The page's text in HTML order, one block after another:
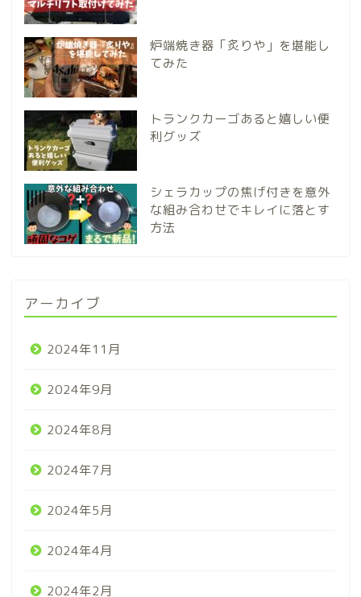
炉端焼き器「炙りや」を堪能し
てみた
トランクカーゴあると嬉しい便
利グッズ
シェラカップの焦げ付きを意外
な組み合わせでキレイに落とす
方法
アーカイブ
2024年11月
2024年9月
2024年8月
2024年7月
2024年5月
2024年4月
2024年2月